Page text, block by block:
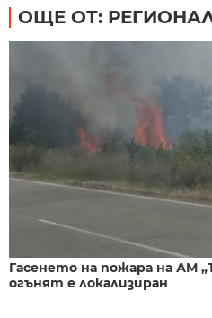
ОЩЕ ОТ:
Гасенето на пожара на АМ
огънят е локализиран